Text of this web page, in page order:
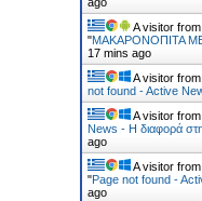
A visitor from
"ΜΑΚΑΡΟΝΟΠΙΤΑ
17 mins ago
A visitor from
not found - Active
A visitor from
News - Η διαφορά
ago
A visitor from
"Page not found -
ago